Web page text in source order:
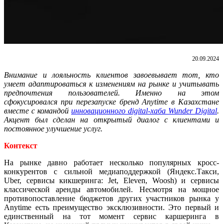
20.09.2024
Внимание и лояльность клиентов завоевывает тот, кто
умеет адаптироваться к изменениям на рынке и учитывать
предпочтения пользователей. Именно на этом
сфокусировался при перезапуске бренд Anytime в Казахстане
вместе с командой инновационного digital-хаба Wunder Digital.
Акцент был сделан на открытый диалог с клиентами и
постоянное улучшение услуг.
Контекст
На рынке давно работает несколько популярных кросс-
конкурентов с сильной медиаподдержкой (Яндекс.Такси,
Uber, сервисы кикшеринга: Jet, Eleven, Woosh) и сервисы
классической аренды автомобилей. Несмотря на мощное
противопоставление бюджетов других участников рынка у
Anytime есть преимущество эксклюзивности. Это первый и
единственный на тот момент сервис каршеринга в